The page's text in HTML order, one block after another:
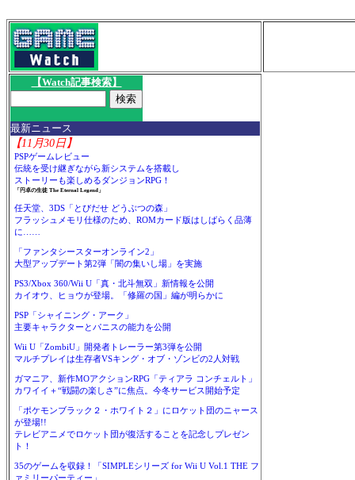
【Watch記事検索】
最新ニュース
【11月30日】
PSPゲームレビュー
伝統を受け継ぎながら新システムを搭載し
ストーリーも楽しめるダンジョンRPG！
「円卓の生徒 The Eternal Legend」
任天堂、3DS「とびだせ どうぶつの森」
フラッシュメモリ仕様のため、ROMカード版はしばらく品薄
に……
「ファンタシースターオンライン2」
大型アップデート第2弾「闇の集いし場」を実施
PS3/Xbox 360/Wii U「真・北斗無双」新情報を公開
カイオウ、ヒョウが登場。「修羅の国」編が明らかに
PSP「シャイニング・アーク」
主要キャラクターとパニスの能力を公開
Wii U「ZombiU」開発者トレーラー第3弾を公開
マルチプレイは生存者VSキング・オブ・ゾンビの2人対戦
ガマニア、新作MOアクションRPG「ティアラ コンチェルト」
カワイイ＋“戦闘の楽しさ”に焦点。今冬サービス開始予定
「ポケモンブラック２・ホワイト２」にロケット団のニャース
が登場!!
テレビアニメでロケット団が復活することを記念しプレゼン
ト！
35のゲームを収録！「SIMPLEシリーズ for Wii U Vol.1 THE フ
ァミリーパーティー」